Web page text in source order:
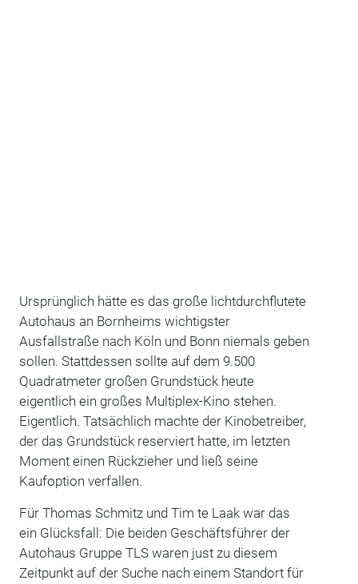
Ursprünglich hätte es das große lichtdurchflutete
Autohaus an Bornheims wichtigster
Ausfallstraße nach Köln und Bonn niemals geben
sollen. Stattdessen sollte auf dem 9.500
Quadratmeter großen Grundstück heute
eigentlich ein großes Multiplex-Kino stehen.
Eigentlich. Tatsächlich machte der Kinobetreiber,
der das Grundstück reserviert hatte, im letzten
Moment einen Rückzieher und ließ seine
Kaufoption verfallen.
Für Thomas Schmitz und Tim te Laak war das
ein Glücksfall: Die beiden Geschäftsführer der
Autohaus Gruppe TLS waren just zu diesem
Zeitpunkt auf der Suche nach einem Standort für